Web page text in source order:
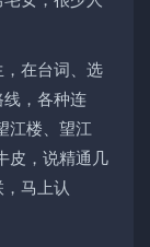
在台词、选
线，各种连
江楼、望江
皮，说精通几
马上认